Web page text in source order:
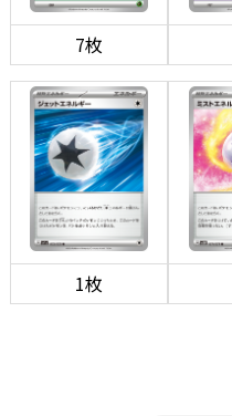
7枚
1枚